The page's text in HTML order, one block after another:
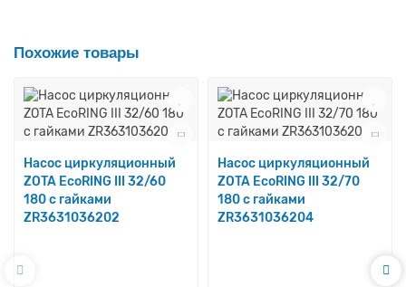
Похожие товары
Насос циркуляционный
ZOTA EcoRING III 32/60
180 с гайками
ZR3631036202
Насос циркуляционный
ZOTA EcoRING III 32/70
180 с гайками
ZR3631036204